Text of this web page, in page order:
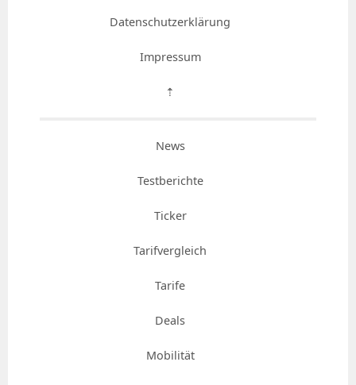
Datenschutzerklärung
Impressum
⇡
News
Testberichte
Ticker
Tarifvergleich
Tarife
Deals
Mobilität